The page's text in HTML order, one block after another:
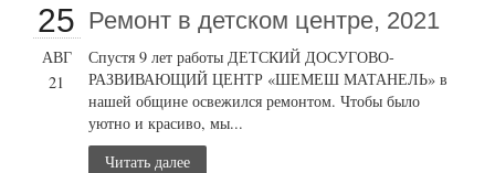
25
АВГ
21
Ремонт в детском центре, 2021
Спустя 9 лет работы ДЕТСКИЙ ДОСУГОВО-
РАЗВИВАЮЩИЙ ЦЕНТР «ШЕМЕШ МАТАНЕЛЬ» в
нашей общине освежился ремонтом. Чтобы было
уютно и красиво, мы...
Читать далее